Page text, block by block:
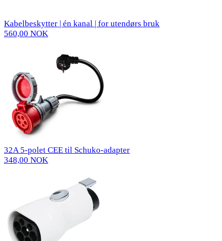
Kabelbeskytter | én kanal | for utendørs bruk
560,00 NOK
32A 5-polet CEE til Schuko-adapter
348,00 NOK